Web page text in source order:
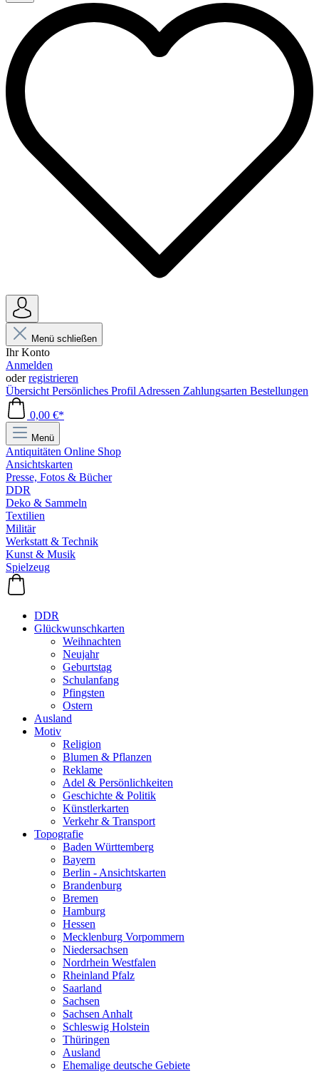
Menü schließen
Ihr Konto
Anmelden
oderregistrieren
Übersicht Persönliches Profil Adressen Zahlungsarten Bestellungen
0,00 €*
Menü
Antiquitäten Online Shop
Ansichtskarten
Presse, Fotos & Bücher
DDR
Deko & Sammeln
Textilien
Militär
Werkstatt & Technik
Kunst & Musik
Spielzeug
DDR
Glückwunschkarten
Weihnachten
Neujahr
Geburtstag
Schulanfang
Pfingsten
Ostern
Ausland
Motiv
Religion
Blumen & Pflanzen
Reklame
Adel & Persönlichkeiten
Geschichte & Politik
Künstlerkarten
Verkehr & Transport
Topografie
Baden Württemberg
Bayern
Berlin - Ansichtskarten
Brandenburg
Bremen
Hamburg
Hessen
Mecklenburg Vorpommern
Niedersachsen
Nordrhein Westfalen
Rheinland Pfalz
Saarland
Sachsen
Sachsen Anhalt
Schleswig Holstein
Thüringen
Ausland
Ehemalige deutsche Gebiete